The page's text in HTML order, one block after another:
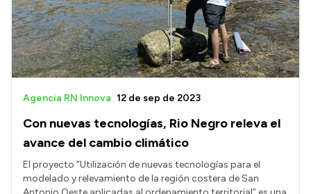
Con nuevas tecnologías, Rio Negro releva el
avance del cambio climático
Agencia RN Innova 12 de sep de 2023
El proyecto “Utilización de nuevas tecnologías para el
modelado y relevamiento de la región costera de San